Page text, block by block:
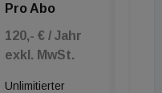
Pro Abo
120,- € / Jahr
exkl. MwSt.
Unlimitierter